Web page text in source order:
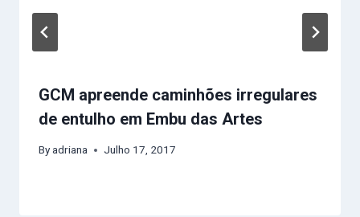
GCM apreende caminhões irregulares
de entulho em Embu das Artes
Byadriana Julho 17, 2017